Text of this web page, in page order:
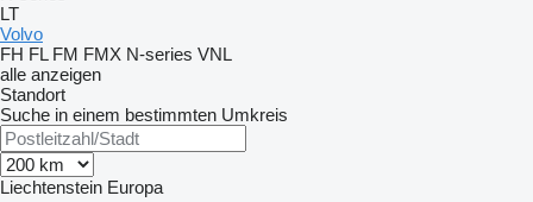
LT
Volvo
FH FL FM FMX N-series VNL
alle anzeigen
Standort
Suche in einem bestimmten Umkreis
Liechtenstein Europa